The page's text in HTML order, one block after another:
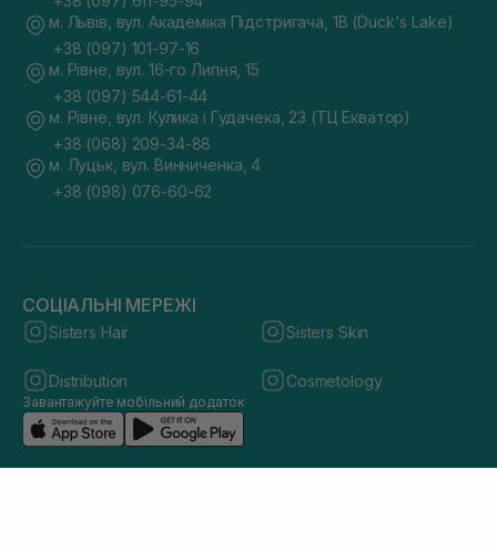
м. Львів, вул. Академіка Підстригача, 1В (Duck's Lake)
+38 (097) 101-97-16
м. Рівне, вул. 16-го Липня, 15
+38 (097) 544-61-44
м. Рівне, вул. Кулика і Гудачека, 23 (ТЦ Екватор)
+38 (068) 209-34-88
м. Луцьк, вул. Винниченка, 4
+38 (098) 076-60-62
СОЦІАЛЬНІ МЕРЕЖІ
Sisters Hair Sisters Skin
Distribution Cosmetology
Завантажуйте мобільний додаток